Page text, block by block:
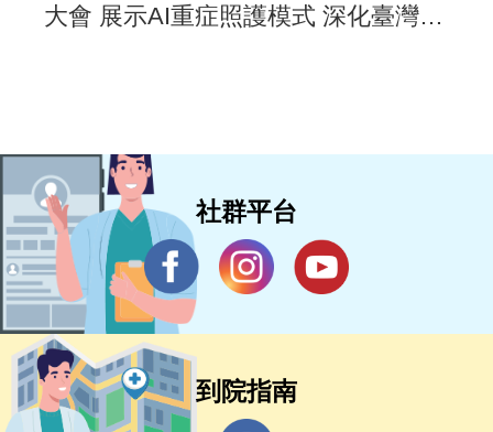
大會 展示AI重症照護模式 深化臺灣智
社群平台
到院指南